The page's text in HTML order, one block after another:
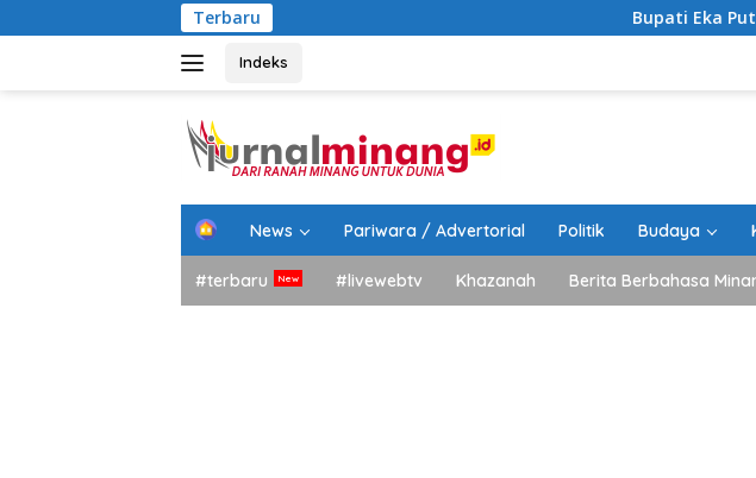
ke
Terbaru Bupati Eka Putra: Insya Allah
Indeks
H
m
e
News Pariwara / Advertorial Politik Budaya
#terbaru #livewebtv Khazanah Berita Berbahasa